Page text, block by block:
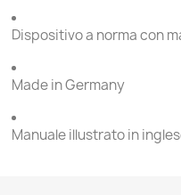
Dispositivo a norma con
Made in Germany
Manuale illustrato in